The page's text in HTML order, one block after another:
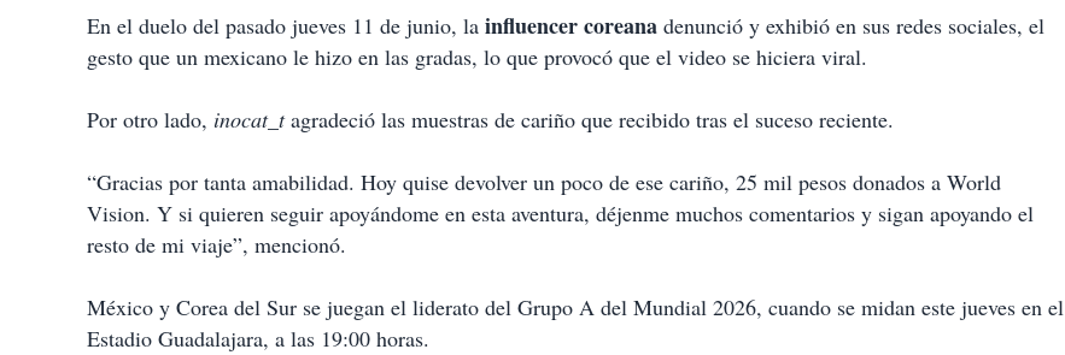
En el duelo del pasado jueves 11 de junio, la influencer coreana denunció y exhibió en sus redes sociales, el
gesto que un mexicano le hizo en las gradas, lo que provocó que el video se hiciera viral.
Por otro lado, inocat_tagradeció las muestras de cariño que recibido tras el suceso reciente.
“Gracias por tanta amabilidad. Hoy quise devolver un poco de ese cariño, 25 mil pesos donados a World
Vision. Y si quieren seguir apoyándome en esta aventura, déjenme muchos comentarios y sigan apoyando el
resto de mi viaje”, mencionó.
México y Corea del Sur se juegan el liderato del Grupo A del Mundial 2026, cuando se midan este jueves en el
Estadio Guadalajara, a las 19:00 horas.